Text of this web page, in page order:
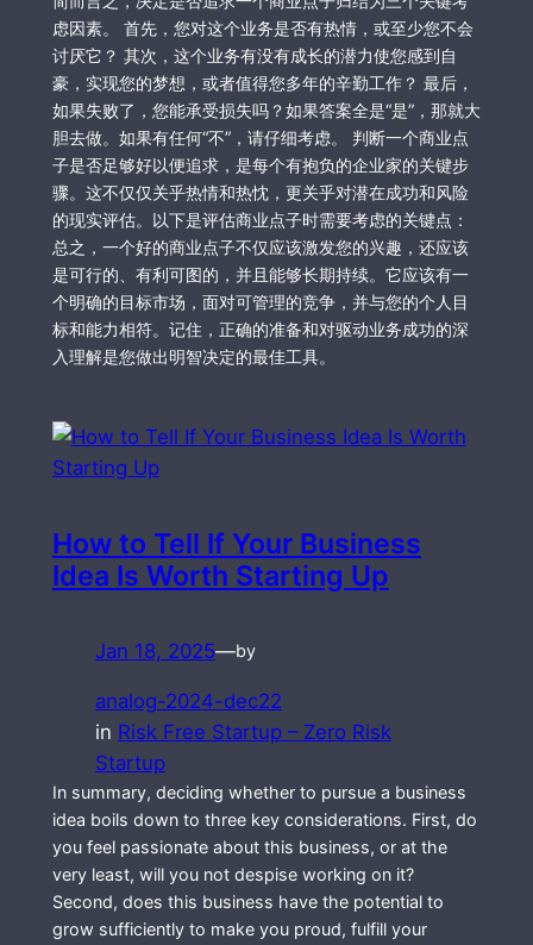
虑因素。 首先，您对这个业务是否有热情，或至少您不会
讨厌它？ 其次，这个业务有没有成长的潜力使您感到自
豪，实现您的梦想，或者值得您多年的辛勤工作？ 最后，
如果失败了，您能承受损失吗？如果答案全是“是”，那就大
胆去做。如果有任何“不”，请仔细考虑。 判断一个商业点
子是否足够好以便追求，是每个有抱负的企业家的关键步
骤。这不仅仅关乎热情和热忱，更关乎对潜在成功和风险
的现实评估。以下是评估商业点子时需要考虑的关键点：
总之，一个好的商业点子不仅应该激发您的兴趣，还应该
是可行的、有利可图的，并且能够长期持续。它应该有一
个明确的目标市场，面对可管理的竞争，并与您的个人目
标和能力相符。记住，正确的准备和对驱动业务成功的深
入理解是您做出明智决定的最佳工具。
How to Tell If Your Business
Idea Is Worth Starting Up
Jan 18, 2025—by
analog-2024-dec22
in Risk Free Startup – Zero Risk
Startup
In summary, deciding whether to pursue a business
idea boils down to three key considerations. First, do
you feel passionate about this business, or at the
very least, will you not despise working on it?
Second, does this business have the potential to
grow sufficiently to make you proud, fulfill your